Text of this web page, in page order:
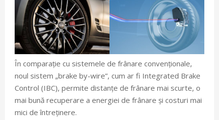
În comparație cu sistemele de frânare convenționale,
noul sistem „brake by-wire”, cum ar fi Integrated Brake
Control (IBC), permite distanțe de frânare mai scurte, o
mai bună recuperare a energiei de frânare și costuri mai
mici de întreținere.